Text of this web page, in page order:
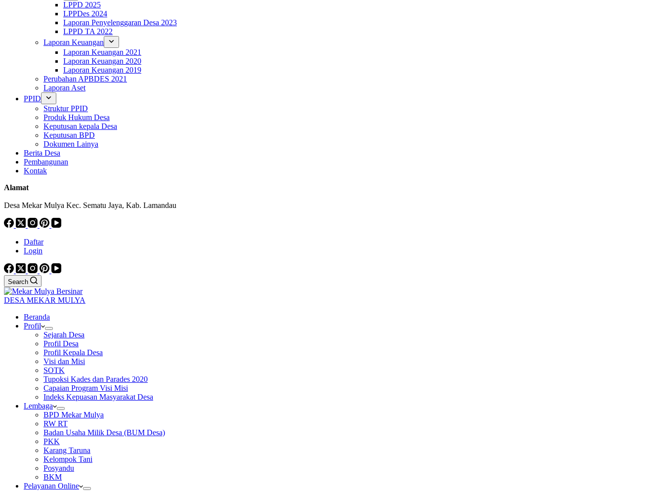
LPPD 2025
LPPDes 2024
Laporan Penyelenggaran Desa 2023
LPPD TA 2022
Laporan Keuangan
Laporan Keuangan 2021
Laporan Keuangan 2020
Laporan Keuangan 2019
Perubahan APBDES 2021
Laporan Aset
PPID
Struktur PPID
Produk Hukum Desa
Keputusan kepala Desa
Keputusan BPD
Dokumen Lainya
Berita Desa
Pembangunan
Kontak
Alamat
Desa Mekar Mulya Kec. Sematu Jaya, Kab. Lamandau
Daftar
Login
Search
DESA MEKAR MULYA
Beranda
Profil
Sejarah Desa
Profil Desa
Profil Kepala Desa
Visi dan Misi
SOTK
Tupoksi Kades dan Parades 2020
Capaian Program Visi Misi
Indeks Kepuasan Masyarakat Desa
Lembaga
BPD Mekar Mulya
RW RT
Badan Usaha Milik Desa (BUM Desa)
PKK
Karang Taruna
Kelompok Tani
Posyandu
BKM
Pelayanan Online